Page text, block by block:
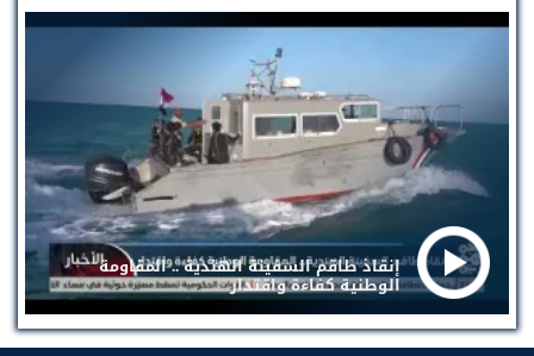
إنقاذ طاقم السفينة الهندية .. المقاومة
الوطنية كفاءة واقتدار